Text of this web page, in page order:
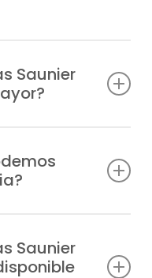
para acudir
el menor
Saunier
servicio de
que te
en la
de
Saunier